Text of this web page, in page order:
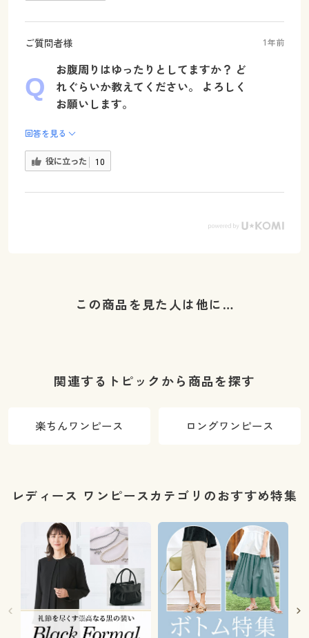
ご質問者様 1年前
お腹周りはゆったりとしてますか？ ど
れぐらいか教えてください。 よろしく
お願いします。
回答を見る
役に立った 10
この商品を見た人は他に…
関連するトピックから商品を探す
楽ちんワンピース ロングワンピース
レディース ワンピースカテゴリのおすすめ特集